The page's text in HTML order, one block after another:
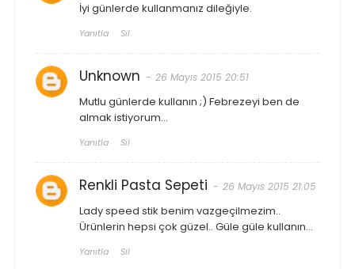
İyi günlerde kullanmanız dileğiyle.
Yanıtla Sil
Unknown 26 Mayıs 2015 20:51
Mutlu günlerde kullanın ;) Febrezeyi ben de
almak istiyorum...
Yanıtla Sil
Renkli Pasta Sepeti 26 Mayıs 2015 21:05
Lady speed stik benim vazgeçilmezim..
Ürünlerin hepsi çok güzel.. Güle güle kullanın...
Yanıtla Sil